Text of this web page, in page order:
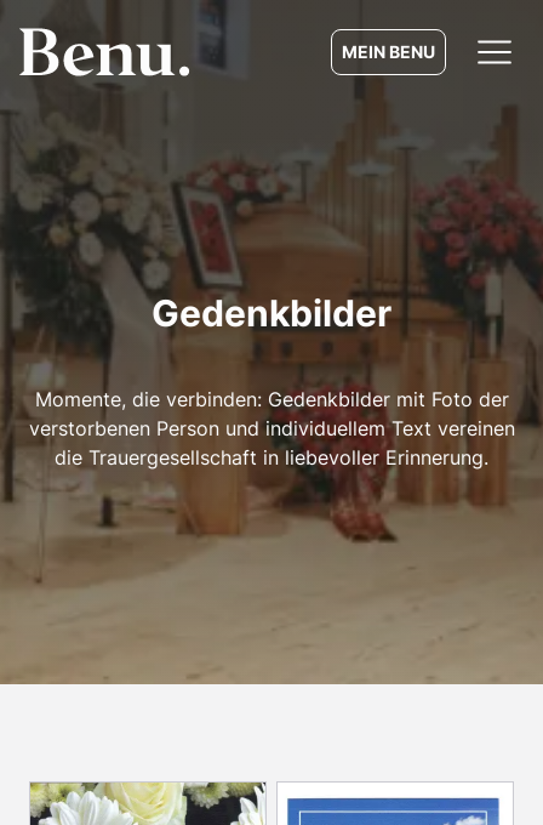
MEIN BENU
Gedenkbilder
Momente, die verbinden: Gedenkbilder mit Foto der
verstorbenen Person und individuellem Text vereinen
die Trauergesellschaft in liebevoller Erinnerung.